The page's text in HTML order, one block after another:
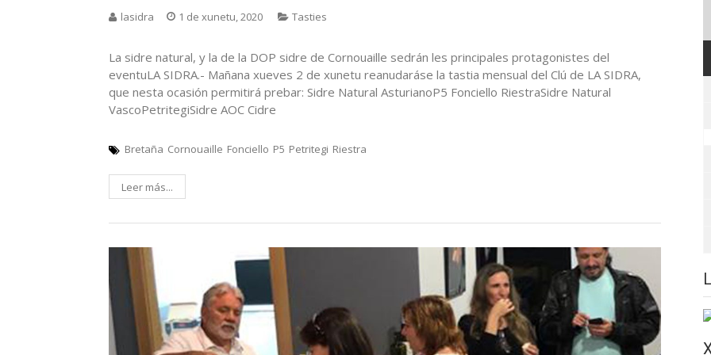
lasidra 1 de xunetu, 2020 Tasties
La sidre natural, y la de la DOP sidre de Cornouaille sedrán les principales protagonistes del
eventuLA SIDRA.- Mañana xueves 2 de xunetu reanudaráse la tastia mensual del Clú de LA SIDRA,
que nesta ocasión permitirá prebar: Sidre Natural AsturianoP5 Fonciello RiestraSidre Natural
VascoPetritegiSidre AOC Cidre
Bretaña Cornouaille Fonciello P5 Petritegi Riestra
Leer más...